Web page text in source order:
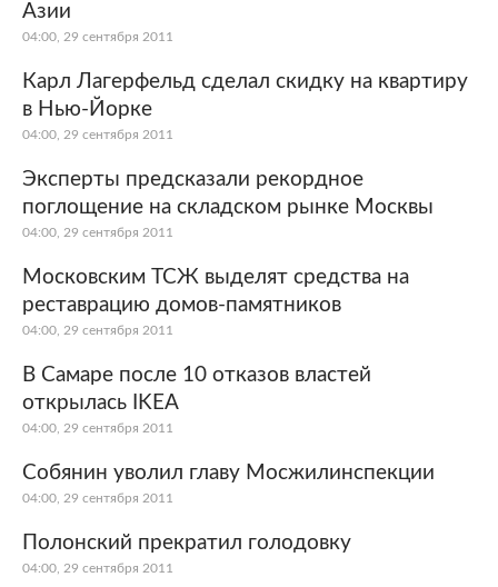
Азии
04:00, 29 сентября 2011
Карл Лагерфельд сделал скидку на квартиру
в Нью-Йорке
04:00, 29 сентября 2011
Эксперты предсказали рекордное
поглощение на складском рынке Москвы
04:00, 29 сентября 2011
Московским ТСЖ выделят средства на
реставрацию домов-памятников
04:00, 29 сентября 2011
В Самаре после 10 отказов властей
открылась IKEA
04:00, 29 сентября 2011
Собянин уволил главу Мосжилинспекции
04:00, 29 сентября 2011
Полонский прекратил голодовку
04:00, 29 сентября 2011